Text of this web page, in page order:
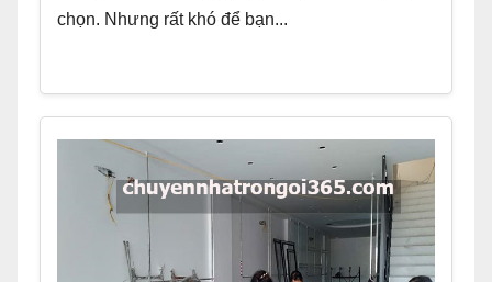
chọn. Nhưng rất khó để bạn...